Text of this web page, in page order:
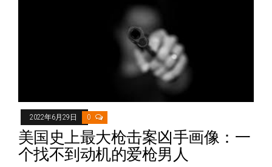
2022年6月29日 0
美国史上最大枪击案凶手画像：一
个找不到动机的爱枪男人